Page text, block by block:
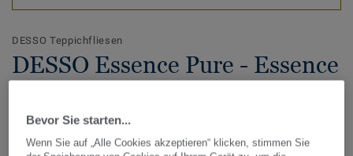
DESSO Teppichfliesen
DESSO Essence Pure - Essence
Bevor Sie starten...
Wenn Sie auf „Alle Cookies akzeptieren“ klicken, stimmen Sie